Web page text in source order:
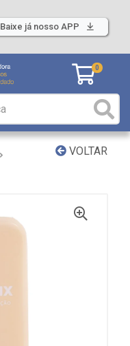
Baixe já nosso APP
0
VOLTAR